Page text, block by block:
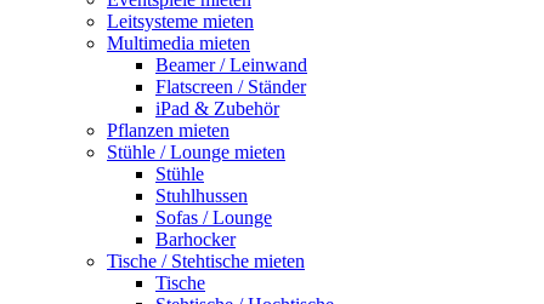
Leitsysteme mieten
Multimedia mieten
Beamer / Leinwand
Flatscreen / Ständer
iPad & Zubehör
Pflanzen mieten
Stühle / Lounge mieten
Stühle
Stuhlhussen
Sofas / Lounge
Barhocker
Tische / Stehtische mieten
Tische